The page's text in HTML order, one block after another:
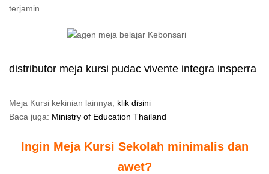
terjamin.
distributor meja kursi pudac vivente integra insperra
Meja Kursi kekinian lainnya, klik disini
Baca juga: Ministry of Education Thailand
Ingin Meja Kursi Sekolah minimalis dan
awet?